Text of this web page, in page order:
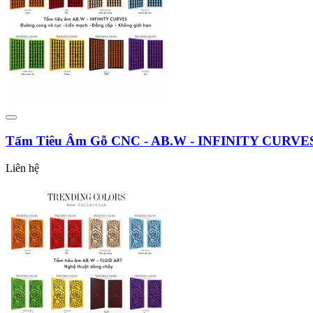
Tấm Tiêu Âm Gỗ CNC - AB.W - INFINITY
Liên hệ